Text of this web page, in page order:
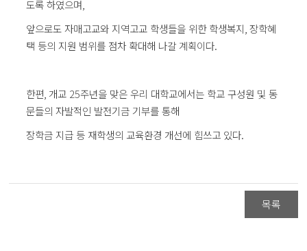
도록 하였으며,
앞으로도 자매고교와 지역고교 학생들을 위한 학생복지,장학혜
택 등의 지원 범위를 점차 확대해 나갈 계획이다.
한편, 개교 25주년을 맞은 우리 대학교에서는 학교 구성원 및 동
문들의 자발적인 발전기금 기부를 통해
장학금 지급 등 재학생의 교육환경 개선에 힘쓰고 있다.
목록